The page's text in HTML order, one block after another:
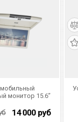
монитор 15.6”
14 000 руб